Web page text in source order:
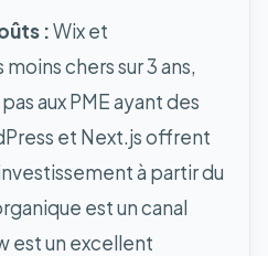
:Wix et
chers sur 3 ans,
aux PME ayant des
et Next.js offrent
à partir du
est un canal
est un excellent